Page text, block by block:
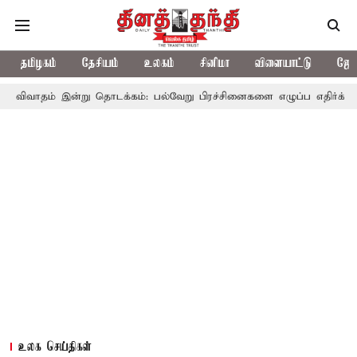
தமிழகம் தேசியம் உலகம் சினிமா விளையாட்டு
தொடக்கம்: பல்வேறு பிரச்சினைகளை எழுப்ப எதிர்க்கட்சிகள் திட்டம்
உலக செய்திகள்